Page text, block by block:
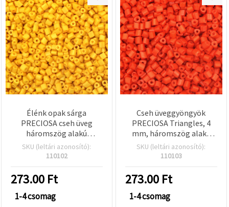
Élénk opak sárga
PRECIOSA cseh üveg
háromszög alakú
gyöngyök, 4 mm, 1 mm-
es háromszög furattal —
SKU (leltári azonosító):
110102
273.00 Ft
1-4 csomag
Cseh üveggyöngyök
PRECIOSA Triangles, 4
mm, háromszög alakú
furat 1 mm, opak narancs,
15 g (±190 db)
SKU (leltári azonosító):
110103
273.00 Ft
1-4 csomag